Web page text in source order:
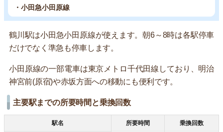
・小田急小田原線
鶴川駅は小田急小田原線が使えます。朝6～8時は各駅停車
だけでなく準急も停車します。
小田原線の一部電車は東京メトロ千代田線しており、明治
神宮前(原宿)や赤坂方面への移動にも便利です。
主要駅までの所要時間と乗換回数
駅名 所要時間 乗換回数